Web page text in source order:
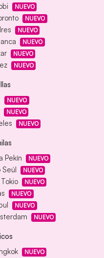
NUEVO
NUEVO
NUEVO
NUEVO
NUEVO
NUEVO
NUEVO
NUEVO
NUEVO
Pekín
NUEVO
Seúl NUEVO
NUEVO
NUEVO
NUEVO
NUEVO
NUEVO